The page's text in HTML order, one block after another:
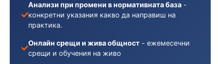
Анализи при промени в нормативната база -
конкретни указания какво да направиш на
практика.
Онлайн срещи и жива общност - ежемесечни
срещи и обучения на живо